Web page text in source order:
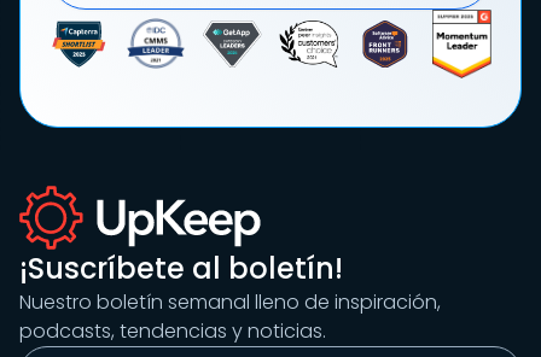
¡Suscríbete al boletín!
Nuestro boletín semanal lleno de inspiración,
podcasts, tendencias y noticias.